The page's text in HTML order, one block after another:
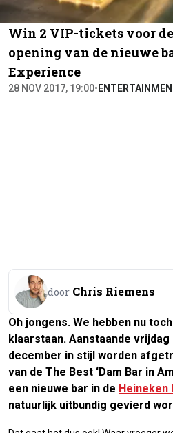
Win 2 VIP-tickets voor
opening van de nieuwe
Experience
28 NOV 2017, 19:00•
door Chris Riemens
Oh jongens. We hebben nu
klaarstaan. Aanstaande
december in stijl worden
van de The Best ‘Dam Bar in
een nieuwe bar in de Heineken
natuurlijk uitbundig gevierd